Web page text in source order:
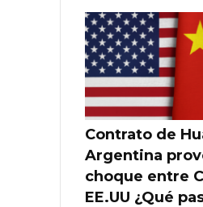
Contrato de
Argentina
choque entre
EE.UU ¿Qué